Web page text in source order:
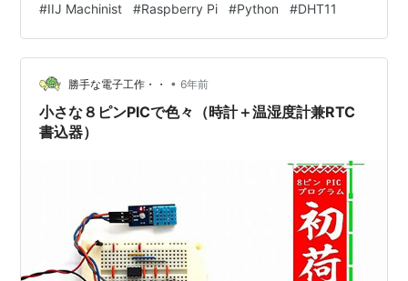
ります。 ・GND ・DATA ・VCC ピン配置図を参考に下
記のように接続を行います。 ・ピン(1)：VCC ・ピン
(6)：GND ・ピン(8)：DATA 3. IIJ-…
#IIJ Machinist #Raspberry Pi #Python #DHT11
勝手な電子工作・・ • 6年前
小さな８ピンPICで色々（時計＋温湿度計兼RTC
書込器）